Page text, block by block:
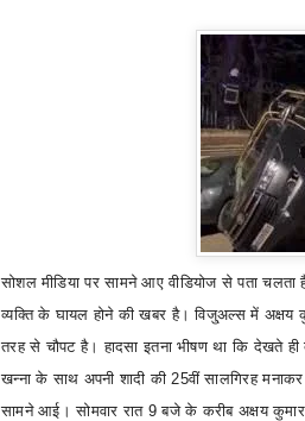
सोशल मीडिया पर सामने आए वीडियोज से पता
व्यक्ति के घायल होने की खबर है। विजु्अल्स में
तरह से चौपट है। हादसा इतना भीषण था कि देखते
खन्ना के साथ अपनी शादी की25वीं सालगिरह
सामने आई।सोमवार रात 9बजे के करीब अक्षय